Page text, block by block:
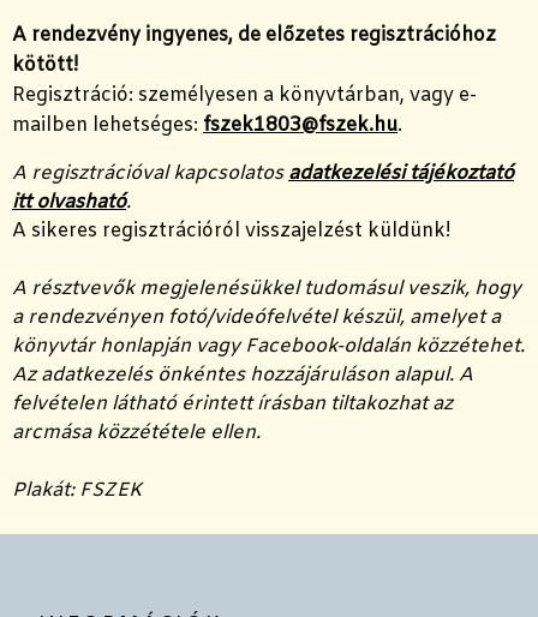
A rendezvény ingyenes, de előzetes regisztrációhoz
kötött!
Regisztráció: személyesen a könyvtárban, vagy e-
mailben lehetséges: fszek1803@fszek.hu.
A regisztrációval kapcsolatosadatkezelési tájékoztató
itt olvasható.
A sikeres regisztrációról visszajelzést küldünk!
A résztvevők megjelenésükkel tudomásul veszik, hogy
a rendezvényen fotó/videófelvétel készül, amelyet a
könyvtár honlapján vagy Facebook-oldalán közzétehet.
Az adatkezelés önkéntes hozzájáruláson alapul. A
felvételen látható érintett írásban tiltakozhat az
arcmása közzététele ellen.
Plakát: FSZEK